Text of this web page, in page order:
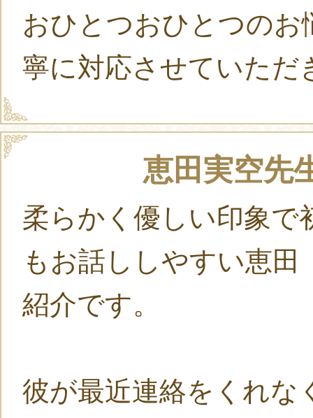
おひとつおひとつの
寧に対応させていた
恵田実空先
柔らかく優しい印象で
もお話ししやすい恵
紹介です。
彼が最近連絡をくれな